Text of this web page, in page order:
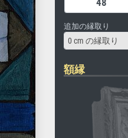
追加の縁取り
0 cm の縁取り
額縁